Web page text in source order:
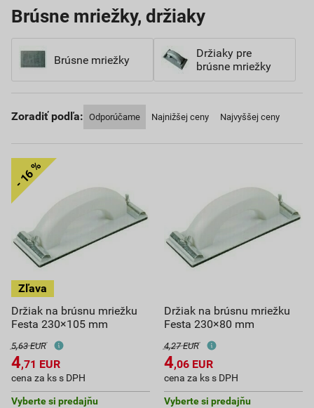
Brúsne mriežky, držiaky
Brúsne mriežky
Držiaky pre
brúsne mriežky
Zoradiť podľa: Odporúčame Najnižšej ceny Najvyššej ceny
Držiak na brúsnu mriežku
Festa 230×105 mm
5,63 EUR
4,71 EUR
cena za ks s DPH
Vyberte si predajňu
Držiak na brúsnu mriežku
Festa 230×80 mm
4,27 EUR
4,06 EUR
cena za ks s DPH
Vyberte si predajňu